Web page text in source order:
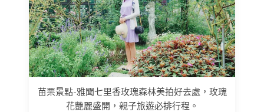
苗栗景點-雅聞七里香玫瑰森林美拍好去處，玫瑰
花艷麗盛開，親子旅遊必排行程。